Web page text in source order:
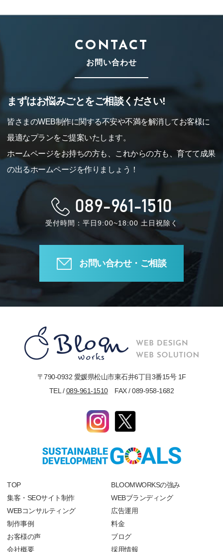
CONTACT
お問い合わせ
まずはお悩みごとをご相談ください!
皆さまのWEB制作に関する不安や不満を解消してお客様に
最適なプランをご提案いたします。
ホームページをお持ちの方も、これからの方も、育てて成果
の出るホームページを作りましょう！
089-961-1510
受付時間：平日9:00~18:00 土日祝除く
お問い合わせ・ご相談
〒790-0932 愛媛県松山市東石井6丁目3番15号 1F
TEL /089-961-1510FAX / 089-958-1682
TOP
BLOOMWORKSの強み
集客・SEOサイト制作
WEBブランディング
WEBコンサルティング
広告運用
制作事例
料金
お客様の声
ブログ
会社概要
採用情報